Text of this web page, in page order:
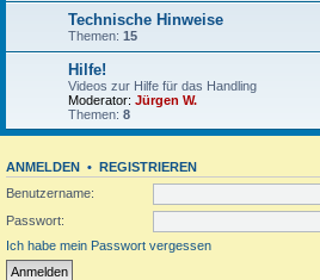
Technische Hinweise
Themen: 15
Hilfe!
Videos zur Hilfe für das Handling
Moderator: Jürgen W.
Themen: 8
ANMELDEN • REGISTRIEREN
Benutzername:
Passwort:
Ich habe mein Passwort vergessen